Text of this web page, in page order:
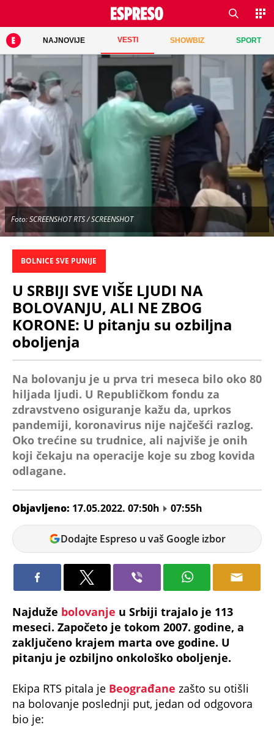
NAJNOVIJE VESTI SHOWBIZ SPORT
Foto: SCREENSHOT RTS / SCREENSHOT
BOLNICE SVE PUNIJE
U SRBIJI SVE VIŠE LJUDI NA
BOLOVANJU, ALI NE ZBOG
KORONE: U pitanju su ozbiljna
oboljenja
Na bolovanju je u prva tri meseca bilo oko 80
hiljada ljudi. U Republičkom fondu za
zdravstveno osiguranje kažu da, uprkos
pandemiji, koronavirus nije najčešći razlog.
Oko trećine su trudnice, ali najviše je onih
koji čekaju na operacije koje su zbog kovida
odlagane.
Objavljeno: 17.05.2022. 07:50h
07:55h
Milica
Tomic
Dodajte Espreso u vaš Google izbor
Najduže bolovanje u Srbiji trajalo je 113
meseci. Započeto je tokom 2007. godine, a
zaključeno krajem marta ove godine. U
pitanju je ozbiljno onkološko oboljenje.
Ekipa RTS pitala je Beograđane zašto su otišli
na bolovanje poslednji put, jedan od odgovora
bio je: